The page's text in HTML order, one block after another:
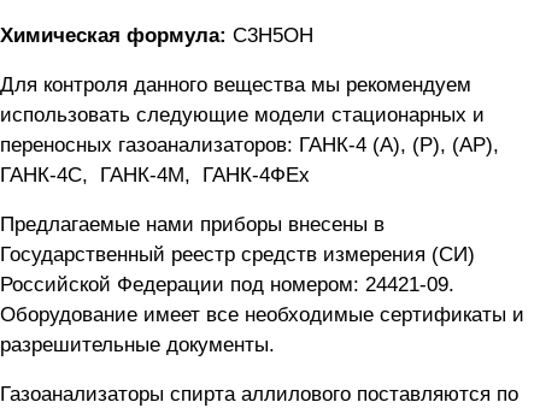
Химическая формула: C3H5OH
Для контроля данного вещества мы рекомендуем
использовать следующие модели стационарных и
переносных газоанализаторов: ГАНК-4 (А), (Р), (АР),
ГАНК-4C, ГАНК-4М, ГАНК-4ФEx
Предлагаемые нами приборы внесены в
Государственный реестр средств измерения (СИ)
Российской Федерации под номером: 24421-09.
Оборудование имеет все необходимые сертификаты и
разрешительные документы.
Газоанализаторы спирта аллилового поставляются по